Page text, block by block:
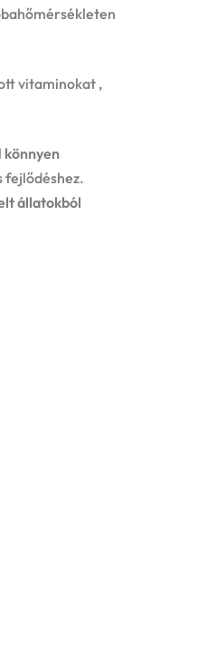
vitaminokat ,
könnyen
fejlődéshez.
állatokból